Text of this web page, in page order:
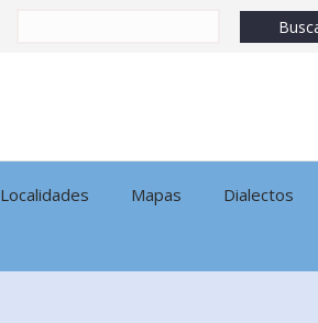
Localidades Mapas Dialectos